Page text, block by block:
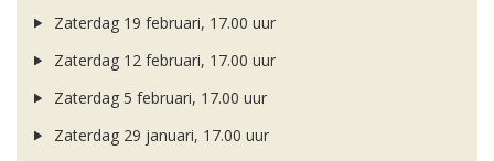
Zaterdag 19 februari, 17.00 uur
Zaterdag 12 februari, 17.00 uur
Zaterdag 5 februari, 17.00 uur
Zaterdag 29 januari, 17.00 uur